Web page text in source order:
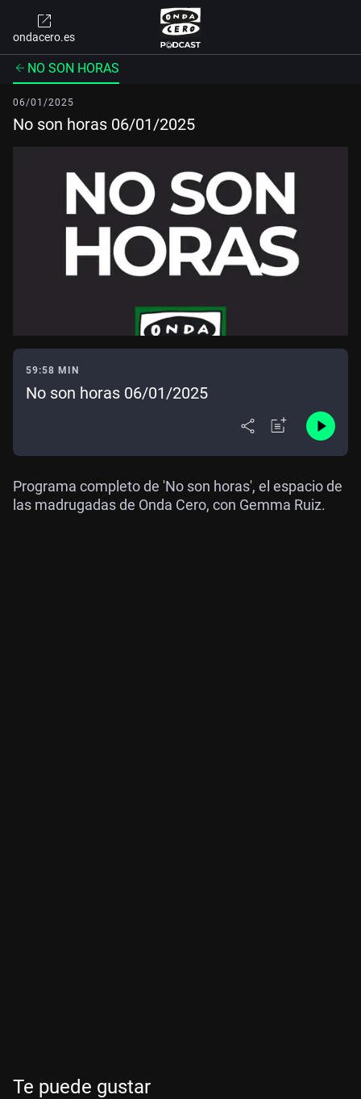
ondacero.es
NO SON HORAS
06/01/2025
No son horas 06/01/2025
59:58 MIN
No son horas 06/01/2025
Programa completo de 'No son horas', el espacio de
las madrugadas de Onda Cero, con Gemma Ruiz.
Te puede gustar